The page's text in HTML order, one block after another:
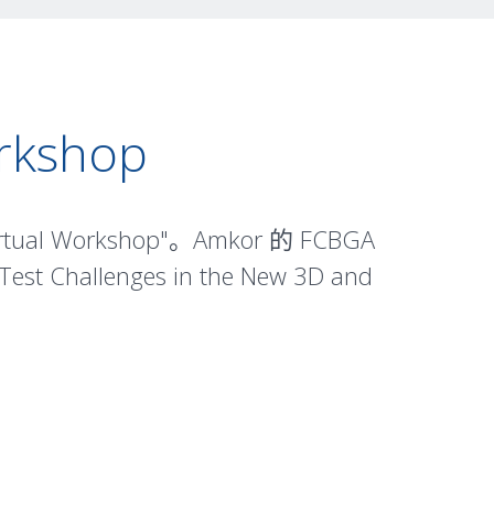
Workshop"。Amkor 的 FCBGA
Challenges in the New 3D and